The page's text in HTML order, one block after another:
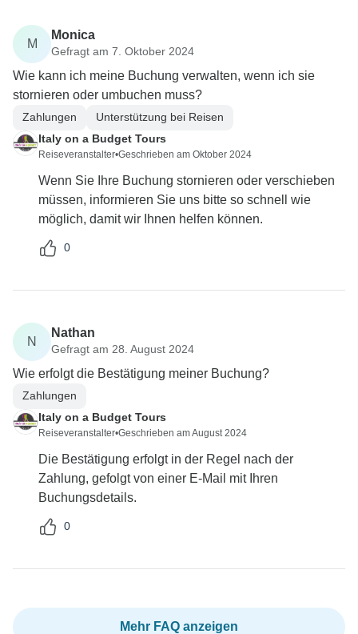
M
Monica
Gefragt am 7. Oktober 2024
Wie kann ich meine Buchung verwalten, wenn ich sie
stornieren oder umbuchen muss?
Zahlungen
Unterstützung bei Reisen
Italy on a Budget Tours
Reiseveranstalter•Geschrieben am Oktober 2024
Wenn Sie Ihre Buchung stornieren oder verschieben
müssen, informieren Sie uns bitte so schnell wie
möglich, damit wir Ihnen helfen können.
0
N
Nathan
Gefragt am 28. August 2024
Wie erfolgt die Bestätigung meiner Buchung?
Zahlungen
Italy on a Budget Tours
Reiseveranstalter•Geschrieben am August 2024
Die Bestätigung erfolgt in der Regel nach der
Zahlung, gefolgt von einer E-Mail mit Ihren
Buchungsdetails.
0
Mehr FAQ anzeigen